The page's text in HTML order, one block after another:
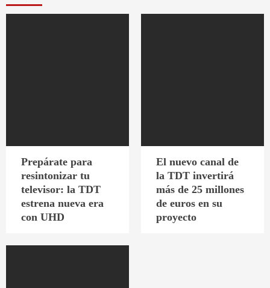
Prepárate para
resintonizar tu
televisor: la TDT
estrena nueva era
con UHD
El nuevo canal de
la TDT invertirá
más de 25 millones
de euros en su
proyecto